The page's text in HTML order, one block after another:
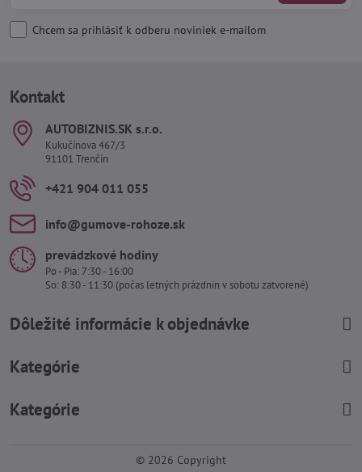
Chcem sa prihlásiť k odberu noviniek e-mailom
Kontakt
AUTOBIZNIS​.SK s​.r​.o​.
Kukučínova 467/3
91101 Trenčín
+421 904 011 055
info​@gumove-rohoze​.sk
prevádzkové hodiny
Po - Pia: 7:30 - 16:00
So: 8:30 - 11:30 (počas letných prázdnin v sobotu zatvorené)
Dôležité informácie k objednávke
Kategórie
Kategórie
© 2026 Copyright